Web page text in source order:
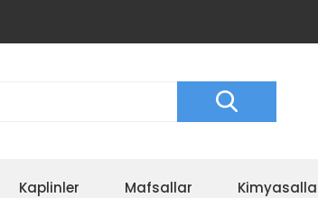
Kaplinler Mafsallar